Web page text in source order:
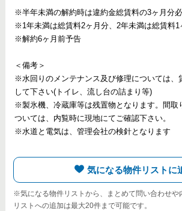
※半年未満の解約時は違約金総賃料の3ヶ月分
※1年未満は総賃料2ヶ月分、2年未満は総賃料1
※解約6ヶ月前予告
＜備考＞
※水回りのメンテナンス及び修理については、
して下さい(トイレ、流し台の詰まり等)
※製氷機、冷蔵庫等は残置物となります。間取
ついては、内覧時に現地にてご確認下さい。
※水道と電気は、管理会社の検針となります
気になる物件リストに
※気になる物件リストから、まとめて問い合わせや
リストへの追加は最大20件まで可能です。